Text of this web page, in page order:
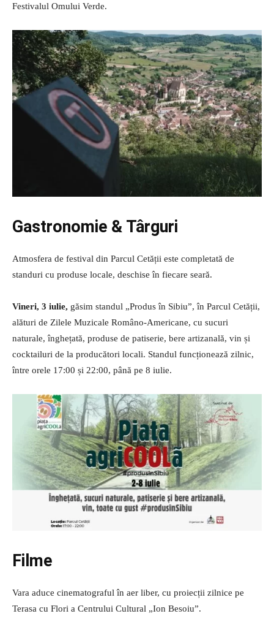
Festivalul Omului Verde.
Gastronomie & Târguri
Atmosfera de festival din Parcul Cetății este completată de
standuri cu produse locale, deschise în fiecare seară.
Vineri, 3 iulie, găsim standul „Produs în Sibiu”, în Parcul Cetății,
alături de Zilele Muzicale Româno-Americane, cu sucuri
naturale, înghețată, produse de patiserie, bere artizanală, vin și
cocktailuri de la producători locali. Standul funcționează zilnic,
între orele 17:00 și 22:00, până pe 8 iulie.
Filme
Vara aduce cinematograful în aer liber, cu proiecții zilnice pe
Terasa cu Flori a Centrului Cultural „Ion Besoiu”.